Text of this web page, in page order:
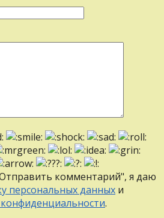
комментарий", я даю
персональных данных и
.